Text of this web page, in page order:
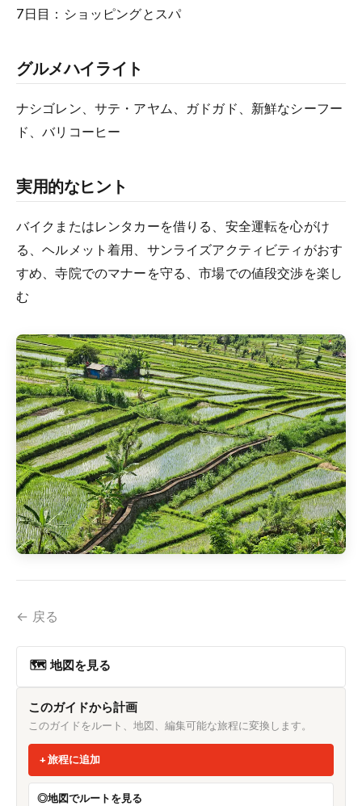
7日目：ショッピングとスパ
グルメハイライト
ナシゴレン、サテ・アヤム、ガドガド、新鮮なシーフー
ド、バリコーヒー
実用的なヒント
バイクまたはレンタカーを借りる、安全運転を心がけ
る、ヘルメット着用、サンライズアクティビティがおす
すめ、寺院でのマナーを守る、市場での値段交渉を楽し
む
← 戻る
🗺 地図を見る
このガイドから計画
このガイドをルート、地図、編集可能な旅程に変換します。
旅程に追加
地図でルートを見る